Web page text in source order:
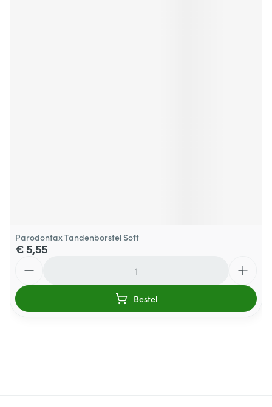
Parodontax Tandenborstel Soft
€ 5,55
Bestel